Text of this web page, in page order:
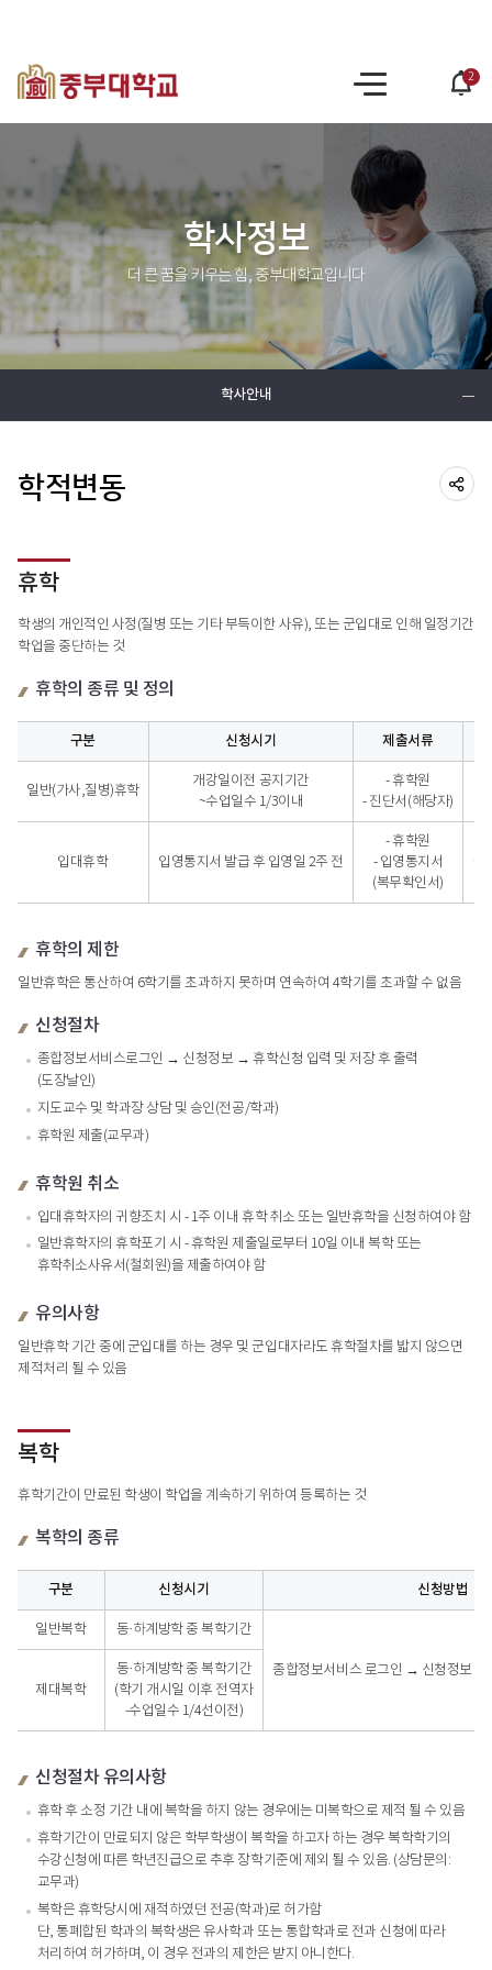
사
트
2
학사정보
더 큰 꿈을 키우는 힘, 중부대학교입니다
학사안내
학적변동
휴학
학생의 개인적인 사정(질병 또는 기타 부득이한 사유), 또는 군입대로 인해 일정기간
학업을 중단하는 것
휴학의 종류 및 정의
휴학의 종류 및 정의 - 구분, 신청시기, 제출서류, 휴학기간, 신청방법, 비고
구분 신청시기 제출서류
일반(가사,질병)휴학
개강일이전 공지기간
~수업일수 1/3이내
- 휴학원
- 진단서(해당자)
입대휴학 입영통지서 발급 후 입영일 2주 전
- 휴학원
- 입영통지서
(복무확인서)
군
휴학의 제한
일반휴학은 통산하여 6학기를 초과하지 못하며 연속하여 4학기를 초과할 수 없음
신청절차
종합정보서비스로그인 → 신청정보 → 휴학신청 입력 및 저장 후 출력
(도장날인)
지도교수 및 학과장 상담 및 승인(전공/학과)
휴학원 제출(교무과)
휴학원 취소
입대휴학자의 귀향조치 시 - 1주 이내 휴학 취소 또는 일반휴학을 신청하여야 함
일반휴학자의 휴학포기 시 - 휴학원 제출일로부터 10일 이내 복학 또는
휴학취소사유서(철회원)을 제출하여야 함
유의사항
일반휴학 기간 중에 군입대를 하는 경우 및 군입대자라도 휴학절차를 밟지 않으면
제적처리 될 수 있음
복학
휴학기간이 만료된 학생이 학업을 계속하기 위하여 등록하는 것
복학의 종류
복학의 종류 - 구분, 신청시기, 신청방법, 비고
구분 신청시기 신청방법
일반복학 동·하계방학 중 복학기간
종합정보서비스 로그인 → 신청정보 →
제대복학
동·하계방학 중 복학기간
(학기 개시일 이후 전역자
-수업일수 1/4선이전)
신청절차 유의사항
휴학 후 소정 기간 내에 복학을 하지 않는 경우에는 미복학으로 제적 될 수 있음
휴학기간이 만료되지 않은 학부학생이 복학을 하고자 하는 경우 복학학기의
수강신청에 따른 학년진급으로 추후 장학기준에 제외 될 수 있음. (상담문의:
교무과)
복학은 휴학당시에 재적하였던 전공(학과)로 허가함
단, 통폐합된 학과의 복학생은 유사학과 또는 통합학과로 전과 신청에 따라
처리하여 허가하며, 이 경우 전과의 제한은 받지 아니한다.